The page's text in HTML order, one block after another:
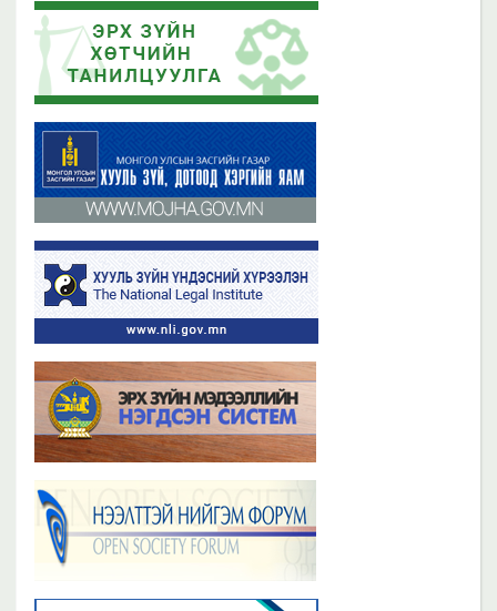
Эрх зүйн хөтчийн цахим сургалтын платформ /elearn.nli.gov.mn/ -д
байршсан сургалтын жагсаалттай танилцана уу
2023 оны 11 сарын 02
Бүх мэдээ
Эрх зүйн хөтөч бэлтгэх сургалтын хөтөлбөр
2019 оны 06 сарын 21